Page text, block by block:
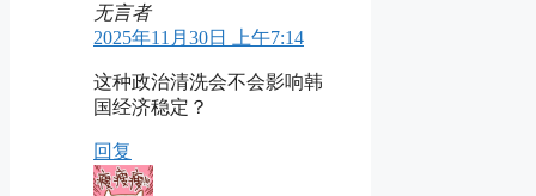
无言者
2025年11月30日 上午7:14
这种政治清洗会不会影响韩
国经济稳定？
回复